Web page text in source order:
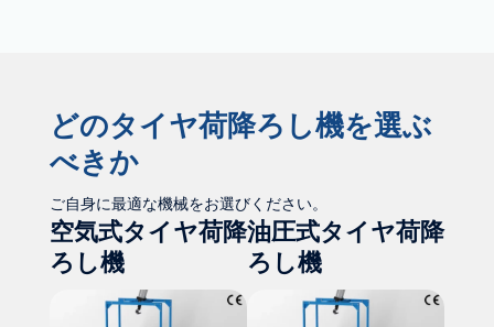
どのタイヤ荷降ろし機を選ぶ
べきか
ご自身に最適な機械をお選びください。
空気式タイヤ荷降
ろし機
油圧式タイヤ荷降
ろし機